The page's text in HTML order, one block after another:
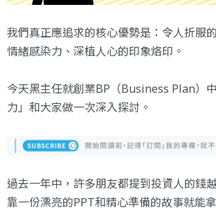
我們真正應追求的核心優勢是：令人折服
情緒感染力、深植人心的印象烙印。
今天黑主任就創業BP（Business Plan）
力」和大家做一次深入探討。
過去一年中，許多朋友都提到投資人的錢
靠一份漂亮的PPT和精心準備的故事就能